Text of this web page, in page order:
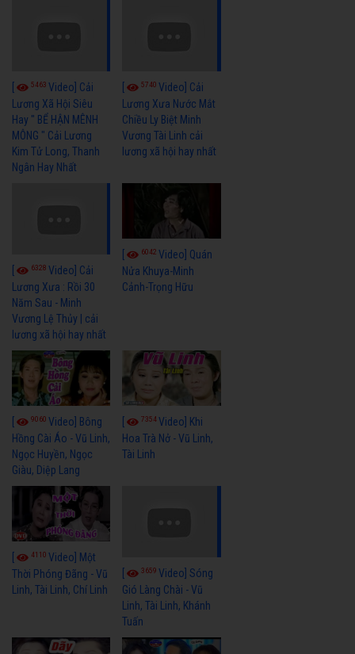
5463 Video] Cải
Lương Xã Hội Siêu
Hay " BỂ HẬN MÊNH
MÔNG " Cải Lương
Kim Tử Long, Thanh
Ngân Hay Nhất
5740Video] Cải
Lương Xưa Nước Mắt
Chiều Ly Biệt Minh
Vương Tài Linh cải
lương xã hội hay nhất
6328 Video] Cải
Lương Xưa : Rồi 30
Năm Sau - Minh
Vương Lệ Thủy | cải
lương xã hội hay nhất
6042Video] Quán
Nửa Khuya-Minh
Cảnh-Trọng Hữu
9060 Video] Bông
Hồng Cài Áo - Vũ Linh,
Ngọc Huyền, Ngọc
Giàu, Diệp Lang
7354Video] Khi
Hoa Trà Nở - Vũ Linh,
Tài Linh
4110 Video] Một
Thời Phóng Đãng - Vũ
Linh, Tài Linh, Chí Linh
3659Video] Sóng
Gió Làng Chài - Vũ
Linh, Tài Linh, Khánh
Tuấn